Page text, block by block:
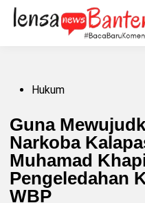
Skip
content
PostedHukum
Guna
Narkoba
Muhamad
Pengeledahan
WBP